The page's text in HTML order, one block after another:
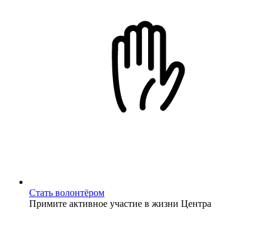
Стать волонтёром
Примите активное участие в жизни Центра